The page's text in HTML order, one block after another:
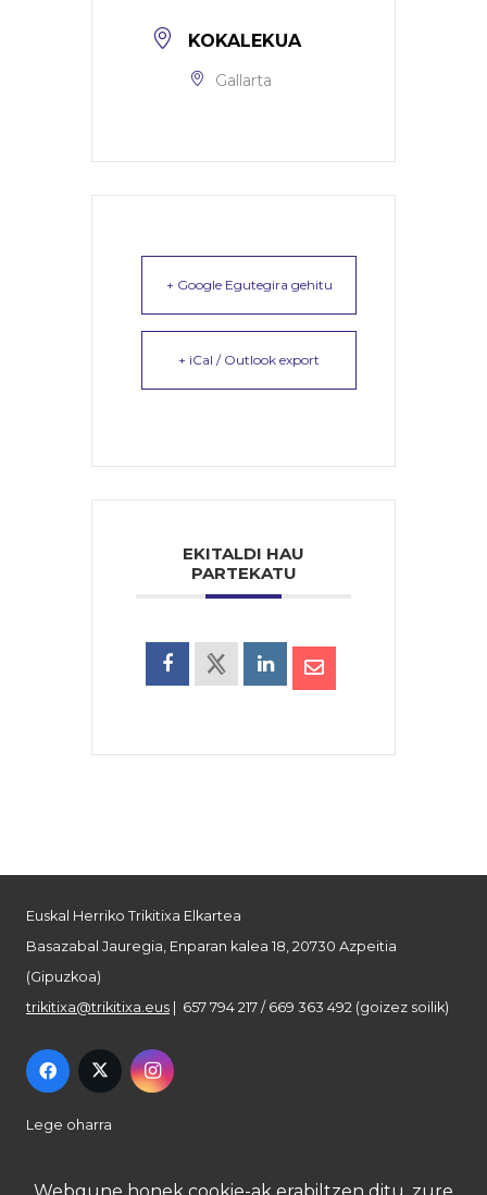
KOKALEKUA
Gallarta
+ Google Egutegira gehitu
+ iCal / Outlook export
EKITALDI HAU
PARTEKATU
Euskal Herriko Trikitixa Elkartea
Basazabal Jauregia, Enparan kalea 18, 20730 Azpeitia
(Gipuzkoa)
trikitixa@trikitixa.eus | 657 794 217 / 669 363 492 (goizez soilik)
Lege oharra
Pribatutasun politika